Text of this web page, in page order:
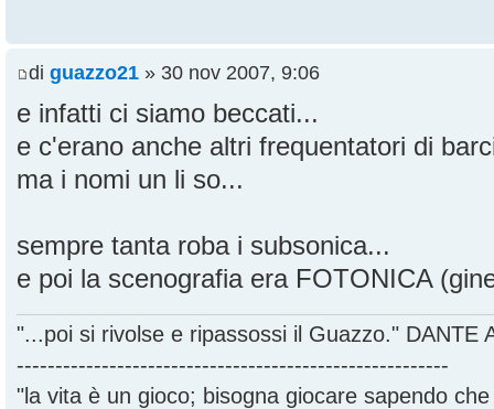
di guazzo21 » 30 nov 2007, 9:06
e infatti ci siamo beccati...
e c'erano anche altri frequentatori di
ma i nomi un li so...
sempre tanta roba i subsonica...
e poi la scenografia era FOTONICA
"...poi si rivolse e ripassossi il Guazzo." DANTE
--------------------------------------------------------
"la vita è un gioco; bisogna giocare sapendo